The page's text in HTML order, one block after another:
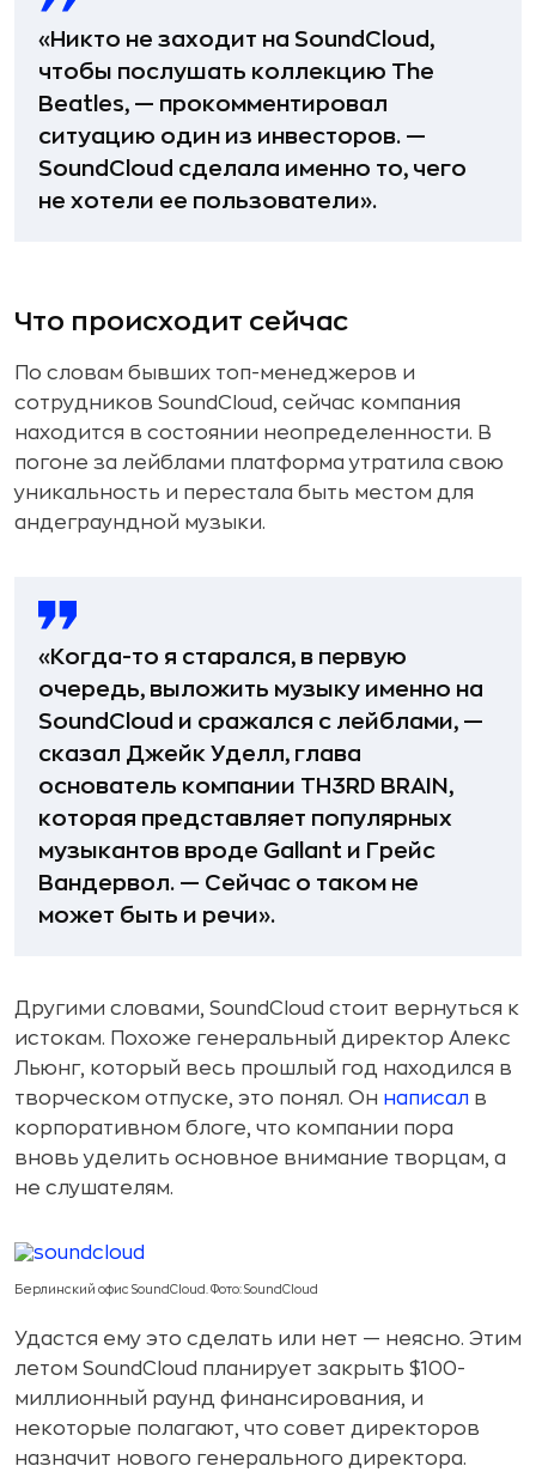
«Никто не заходит на SoundCloud,
чтобы послушать коллекцию The
Beatles, — прокомментировал
ситуацию один из инвесторов. —
SoundCloud сделала именно то, чего
не хотели ее пользователи».
Что происходит сейчас
По словам бывших топ-менеджеров и
сотрудников SoundCloud, сейчас компания
находится в состоянии неопределенности. В
погоне за лейблами платформа утратила свою
уникальность и перестала быть местом для
андеграундной музыки.
«Когда-то я старался, в первую
очередь, выложить музыку именно на
SoundCloud и сражался с лейблами, —
сказал Джейк Уделл, глава
основатель компании TH3RD BRAIN,
которая представляет популярных
музыкантов вроде Gallant и Грейс
Вандервол. — Сейчас о таком не
может быть и речи».
Другими словами, SoundCloud стоит вернуться к
истокам. Похоже генеральный директор Алекс
Льюнг, который весь прошлый год находился в
творческом отпуске, это понял. Он написал в
корпоративном блоге, что компании пора
вновь уделить основное внимание творцам, а
не слушателям.
Берлинский офис SoundCloud. Фото: SoundCloud
Удастся ему это сделать или нет — неясно. Этим
летом SoundCloud планирует закрыть $100-
миллионный раунд финансирования, и
некоторые полагают, что совет директоров
назначит нового генерального директора.